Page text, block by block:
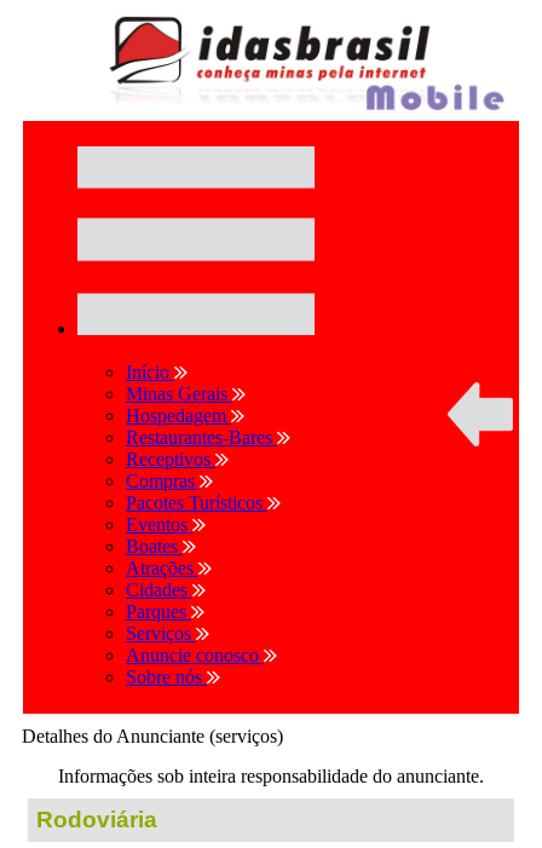
Início
Minas Gerais
Hospedagem
Restaurantes-Bares
Receptivos
Compras
Pacotes Turísticos
Eventos
Boates
Atrações
Cidades
Parques
Serviços
Anuncie conosco
Sobre nós
Detalhes do Anunciante (serviços)
Informações sob inteira responsabilidade do anunciante.
Rodoviária